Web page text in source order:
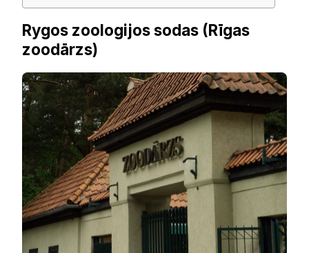
Rygos zoologijos sodas (Rīgas
zoodārzs)